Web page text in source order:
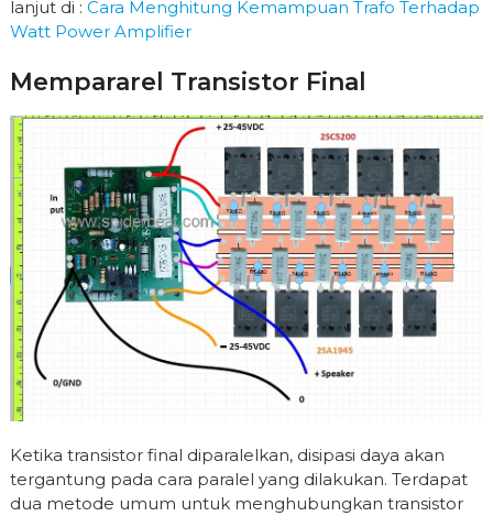
lanjut di : Cara Menghitung Kemampuan Trafo Terhadap
Watt Power Amplifier
Mempararel Transistor Final
Ketika transistor final diparalelkan, disipasi daya akan
tergantung pada cara paralel yang dilakukan. Terdapat
dua metode umum untuk menghubungkan transistor